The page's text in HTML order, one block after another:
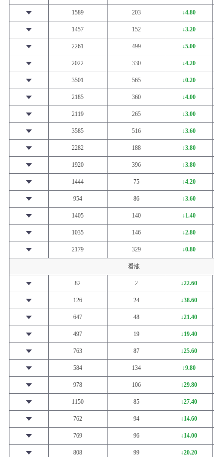
1589 203 ↓4.80
1457 152 ↓3.20
2261 499 ↓5.00
2022 330 ↓4.20
3501 565 ↓0.20
2185 360 ↓4.00
2119 265 ↓3.00
3585 516 ↓3.60
2282 188 ↓3.80
1920 396 ↓3.80
1444 75 ↓4.20
954 86 ↓3.60
1405 140 ↓1.40
1035 146 ↓2.80
2179 329 ↓0.80
看涨
82 2 ↓22.60
126 24 ↓38.60
647 48 ↓21.40
497 19 ↓19.40
763 87 ↓25.60
584 134 ↓9.80
978 106 ↓29.80
1150 85 ↓27.40
762 94 ↓14.60
769 96 ↓14.00
808 99 ↓20.20